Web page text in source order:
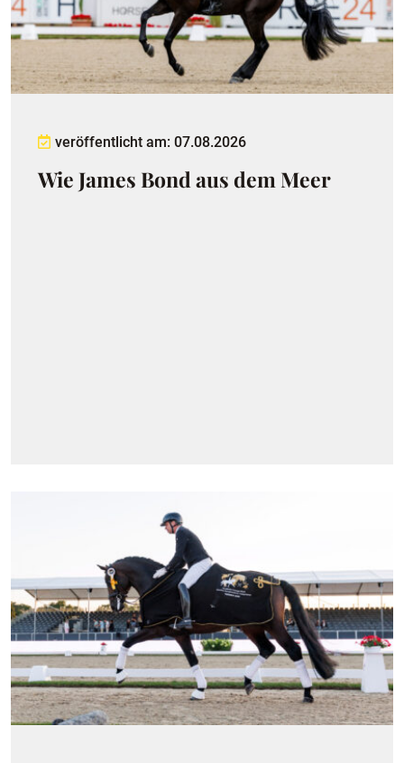
veröffentlicht am: 07.08.2026
Wie James Bond aus dem Meer